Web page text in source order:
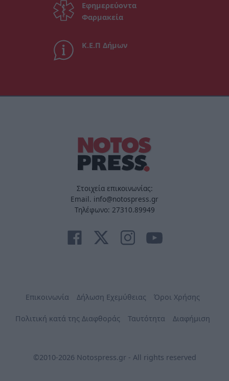
Εφημερεύοντα
Φαρμακεία
Κ.Ε.Π Δήμων
Στοιχεία επικοινωνίας:
Email. info@notospress.gr
Τηλέφωνο: 27310.89949
Επικοινωνία Δήλωση Εχεμύθειας Όροι Χρήσης
Πολιτική κατά της Διαφθοράς Ταυτότητα Διαφήμιση
©2010-2026 Notospress.gr - All rights reserved